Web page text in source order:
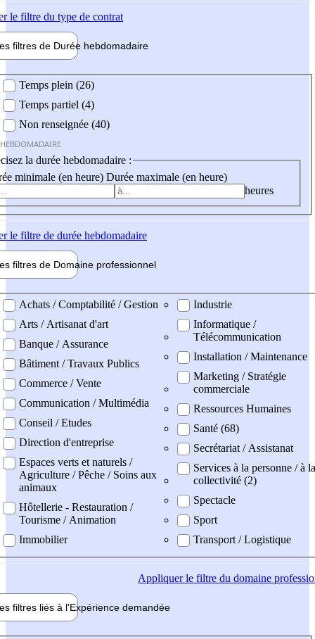
le filtre du type de contrat
filtres de Durée hebdomadaire
Temps plein (26)
Temps partiel (4)
Non renseignée (40)
la durée hebdomadaire :
minimale (en heure) Durée maximale (en heure)
heures
le filtre de durée hebdomadaire
filtres de Domaine professionnel
professionel
Achats / Comptabilité / Gestion
Arts / Artisanat d'art
Banque / Assurance
Bâtiment / Travaux Publics
Commerce / Vente
Communication / Multimédia
Conseil / Etudes
Direction d'entreprise
Espaces verts et naturels /
Agriculture / Pêche / Soins aux
animaux
Hôtellerie - Restauration /
Tourisme / Animation
Immobilier
Industrie
Informatique /
Télécommunication
Installation / Maintenance
Marketing / Stratégie
commerciale
Ressources Humaines
Santé (68)
Secrétariat / Assistanat
Services à la personne / à la
collectivité (2)
Spectacle
Sport
Transport / Logistique
Appliquerle filtre du domaine
filtres liés à l'Expérience demandée